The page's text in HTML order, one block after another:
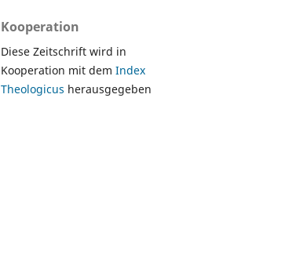
Kooperation
Diese Zeitschrift wird in
Kooperation mit dem Index
Theologicus herausgegeben